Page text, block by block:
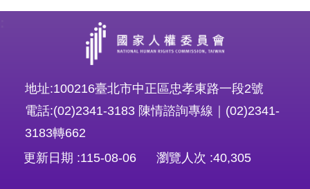
地址:100216臺北市中正區忠孝東路一段2號
電話:(02)2341-3183 陳情諮詢專線｜(02)2341-
3183轉662
更新日期 115-08-06 瀏覽人次 40,305